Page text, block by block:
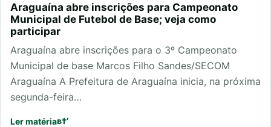
Araguaína abre inscrições para Campeonato
Municipal de Futebol de Base; veja como
participar
Araguaína abre inscrições para o 3º Campeonato
Municipal de base Marcos Filho Sandes/SECOM
Araguaína A Prefeitura de Araguaína inicia, na próxima
segunda-feira…
Ler matéria